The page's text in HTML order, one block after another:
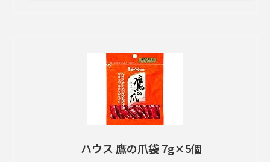
ハウス 鷹の爪袋 7g×5個